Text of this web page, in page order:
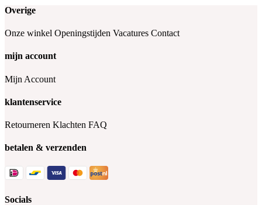
Overige
Onze winkel Openingstijden Vacatures Contact
mijn account
Mijn Account
klantenservice
Retourneren Klachten FAQ
betalen & verzenden
Socials